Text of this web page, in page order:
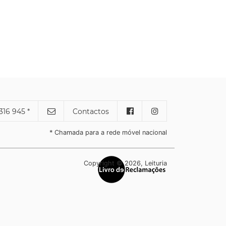
945 * Contactos
* Chamada para a rede móvel nacional
Copyright © 2026, Leituria